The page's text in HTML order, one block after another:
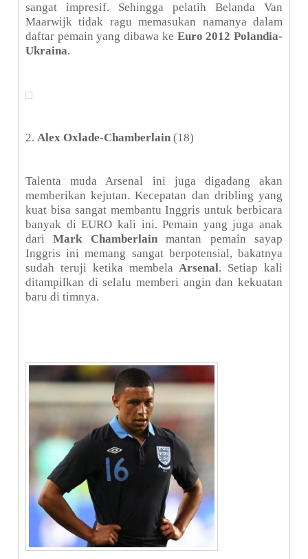
sangat impresif. Sehingga pelatih Belanda Van
Maarwijk tidak ragu memasukan namanya dalam
daftar pemain yang dibawa ke Euro 2012 Polandia-
Ukraina.
2. Alex Oxlade-Chamberlain (18)
Talenta muda Arsenal ini juga digadang akan
memberikan kejutan. Kecepatan dan dribling yang
kuat bisa sangat membantu Inggris untuk berbicara
banyak di EURO kali ini. Pemain yang juga anak
dariMark Chamberlainmantan pemain sayap
Inggris ini memang sangat berpotensial, bakatnya
sudah teruji ketika membelaArsenal. Setiap kali
ditampilkan di selalu memberi angin dan kekuatan
baru di timnya.